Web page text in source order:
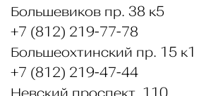
Большевиков пр. 38 к5
+7 (812) 219-77-78
Большеохтинский пр. 15 к1
+7 (812) 219-47-44
Невский проспект, 110